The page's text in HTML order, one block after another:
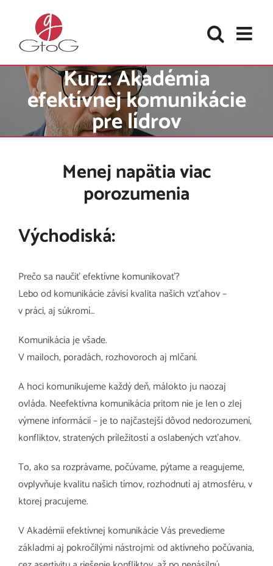
content
Kurz: Akadémia
efektívnej komunikácie
pre lídrov
Menej napätia viac
porozumenia
Východiská:
Prečo sa naučiť efektívne komunikovať?
Lebo od komunikácie závisí kvalita našich vzťahov –
v práci, aj súkromí…
Komunikácia je všade.
V mailoch, poradách, rozhovoroch aj mlčaní.
A hoci komunikujeme každý deň, málokto ju naozaj
ovláda. Neefektívna komunikácia pritom nie je len o zlej
výmene informácií – je to najčastejší dôvod nedorozumení,
konfliktov, stratených príležitostí a oslabených vzťahov.
To, ako sa rozprávame, počúvame, pýtame a reagujeme,
ovplyvňuje kvalitu našich tímov, rozhodnutí aj atmosféru, v
ktorej pracujeme.
V Akadémii efektívnej komunikácie Vás prevedieme
základmi aj pokročilými nástrojmi: od aktívneho počúvania,